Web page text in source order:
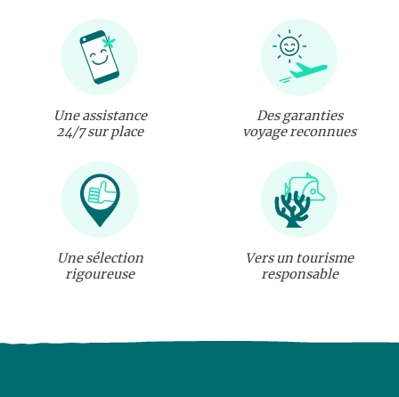
Une assistance
24/7 sur place
Des garanties
voyage reconnues
Une sélection
rigoureuse
Vers un tourisme
responsable